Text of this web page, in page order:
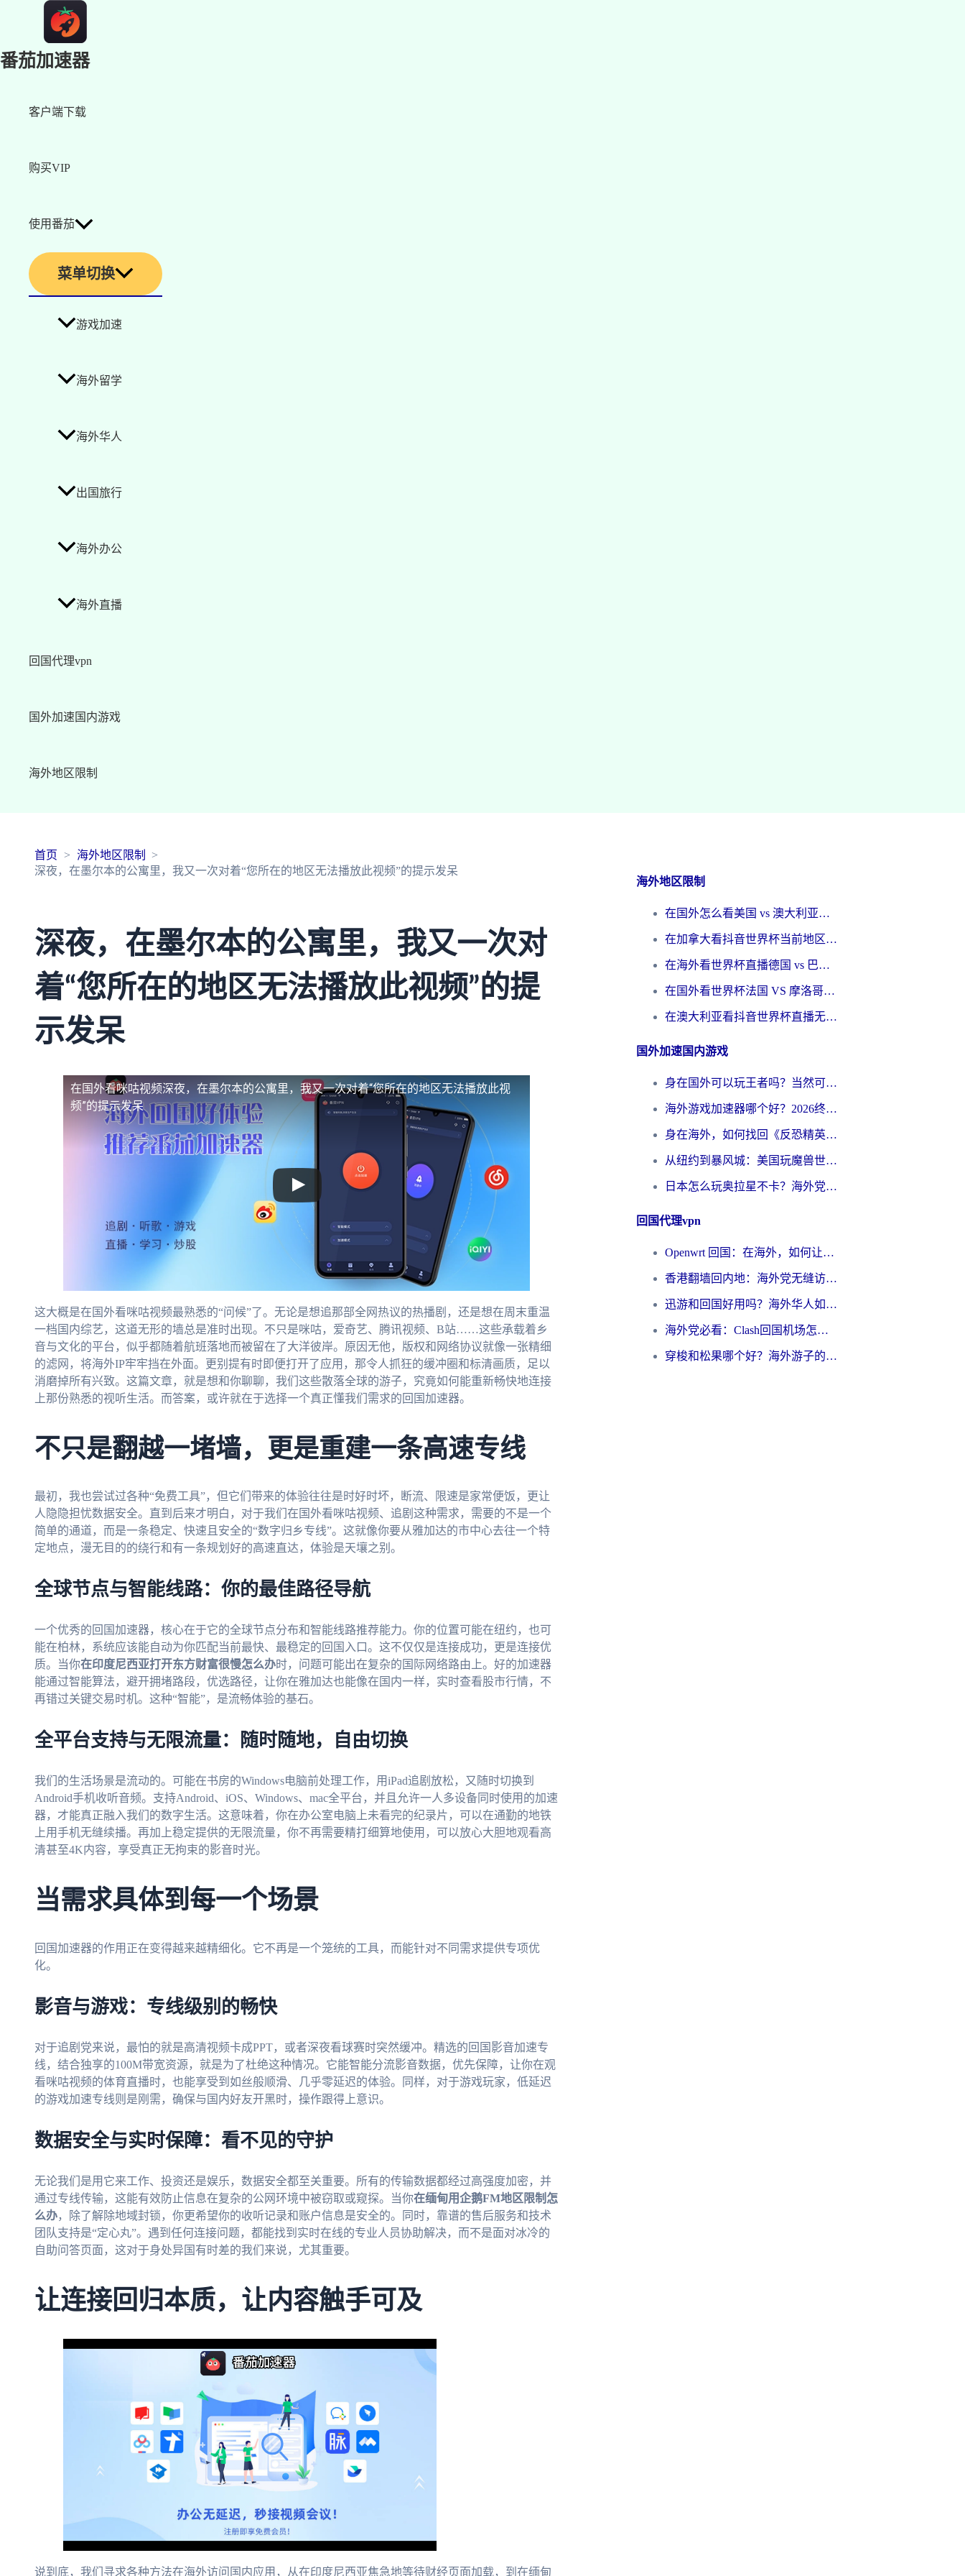
番茄加速器
客户端下载
购买VIP
使用番茄
菜单切换
游戏加速
海外留学
海外华人
出国旅行
海外办公
海外直播
回国代理vpn
国外加速国内游戏
海外地区限制
首页
海外地区限制
深夜，在墨尔本的公寓里，我又一次对着“您所在的地区无法播放此视频”的提示发呆
深夜，在墨尔本的公寓里，我又一次对
着“您所在的地区无法播放此视频”的提
示发呆
在国外看咪咕视频深夜，在墨尔本的公寓里，我又一次对着“您所在的地区无法播放此视
频”的提示发呆
这大概是在国外看咪咕视频最熟悉的“问候”了。无论是想追那部全网热议的热播剧，还是想在周末重温
一档国内综艺，这道无形的墙总是准时出现。不只是咪咕，爱奇艺、腾讯视频、B站……这些承载着乡
音与文化的平台，似乎都随着航班落地而被留在了大洋彼岸。原因无他，版权和网络协议就像一张精细
的滤网，将海外IP牢牢挡在外面。更别提有时即便打开了应用，那令人抓狂的缓冲圈和标清画质，足以
消磨掉所有兴致。这篇文章，就是想和你聊聊，我们这些散落全球的游子，究竟如何能重新畅快地连接
上那份熟悉的视听生活。而答案，或许就在于选择一个真正懂我们需求的回国加速器。
不只是翻越一堵墙，更是重建一条高速专线
最初，我也尝试过各种“免费工具”，但它们带来的体验往往是时好时坏，断流、限速是家常便饭，更让
人隐隐担忧数据安全。直到后来才明白，对于我们在国外看咪咕视频、追剧这种需求，需要的不是一个
简单的通道，而是一条稳定、快速且安全的“数字归乡专线”。这就像你要从雅加达的市中心去往一个特
定地点，漫无目的的绕行和有一条规划好的高速直达，体验是天壤之别。
全球节点与智能线路：你的最佳路径导航
一个优秀的回国加速器，核心在于它的全球节点分布和智能线路推荐能力。你的位置可能在纽约，也可
能在柏林，系统应该能自动为你匹配当前最快、最稳定的回国入口。这不仅仅是连接成功，更是连接优
质。当你在印度尼西亚打开东方财富很慢怎么办时，问题可能出在复杂的国际网络路由上。好的加速器
能通过智能算法，避开拥堵路段，优选路径，让你在雅加达也能像在国内一样，实时查看股市行情，不
再错过关键交易时机。这种“智能”，是流畅体验的基石。
全平台支持与无限流量：随时随地，自由切换
我们的生活场景是流动的。可能在书房的Windows电脑前处理工作，用iPad追剧放松，又随时切换到
Android手机收听音频。支持Android、iOS、Windows、mac全平台，并且允许一人多设备同时使用的加速
器，才能真正融入我们的数字生活。这意味着，你在办公室电脑上未看完的纪录片，可以在通勤的地铁
上用手机无缝续播。再加上稳定提供的无限流量，你不再需要精打细算地使用，可以放心大胆地观看高
清甚至4K内容，享受真正无拘束的影音时光。
当需求具体到每一个场景
回国加速器的作用正在变得越来越精细化。它不再是一个笼统的工具，而能针对不同需求提供专项优
化。
影音与游戏：专线级别的畅快
对于追剧党来说，最怕的就是高清视频卡成PPT，或者深夜看球赛时突然缓冲。精选的回国影音加速专
线，结合独享的100M带宽资源，就是为了杜绝这种情况。它能智能分流影音数据，优先保障，让你在观
看咪咕视频的体育直播时，也能享受到如丝般顺滑、几乎零延迟的体验。同样，对于游戏玩家，低延迟
的游戏加速专线则是刚需，确保与国内好友开黑时，操作跟得上意识。
数据安全与实时保障：看不见的守护
无论我们是用它来工作、投资还是娱乐，数据安全都至关重要。所有的传输数据都经过高强度加密，并
通过专线传输，这能有效防止信息在复杂的公网环境中被窃取或窥探。当你在缅甸用企鹅FM地区限制怎
么办，除了解除地域封锁，你更希望你的收听记录和账户信息是安全的。同时，靠谱的售后服务和技术
团队支持是“定心丸”。遇到任何连接问题，都能找到实时在线的专业人员协助解决，而不是面对冰冷的
自助问答页面，这对于身处异国有时差的我们来说，尤其重要。
让连接回归本质，让内容触手可及
说到底，我们寻求各种方法在海外访问国内应用，从在印度尼西亚焦急地等待财经页面加载，到在缅甸
海外地区限制
在国外怎么看美国 vs 澳大利亚世界杯直播？海外党必藏的中文解说观赛指南
在加拿大看抖音世界杯当前地区不可播放？海外党体育观赛终极指南
在海外看世界杯直播德国 vs 巴拉圭当前IP受限制？这篇指南帮你轻松解决地区限制
在国外看世界杯法国 VS 摩洛哥仅限中国大陆？别让地域限制拦下你的欢呼
在澳大利亚看抖音世界杯直播无法播放？海外党体育观赛终极指南来了！
国外加速国内游戏
身在国外可以玩王者吗？当然可以，但你需要这份“加速”指南
海外游戏加速器哪个好？2026终极指南帮你畅玩国服+解决卡顿难题
身在海外，如何找回《反恐精英：全球攻势》国服的丝滑手感？一份给你的终极指南
从纽约到暴风城：美国玩魔兽世界，如何找到你的最佳网络航线
日本怎么玩奥拉星不卡？海外党国服游戏加速器选择全攻略
回国代理vpn
Openwrt 回国：在海外，如何让家的网络触手可及
香港翻墙回内地：海外党无缝访问国内资源的加速器选择全攻略
迅游和回国好用吗？海外华人如何选择靠谱的回国加速器
海外党必看：Clash回国机场怎么选？一篇搞定无缝访问国内资源的全攻略
穿梭和松果哪个好？海外游子的数字归乡路，到底该怎么选